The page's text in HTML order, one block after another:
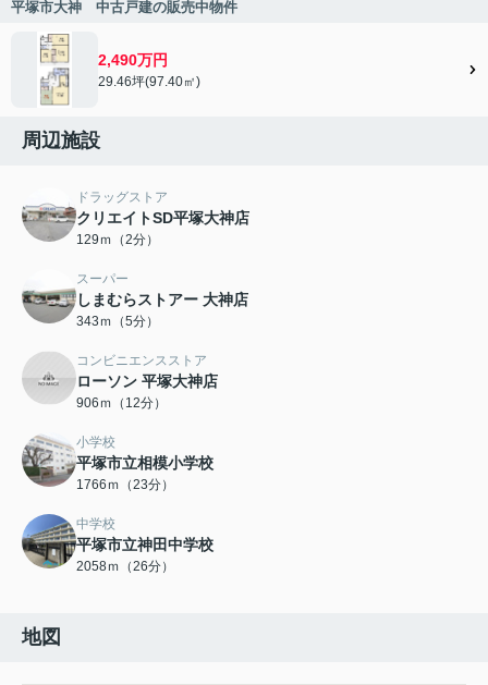
平塚市大神 中古戸建の販売中物件
2,490万円
29.46坪(97.40㎡)
周辺施設
ドラッグストア
クリエイトSD平塚大神店
129ｍ（2分）
スーパー
しまむらストアー 大神店
343ｍ（5分）
コンビニエンスストア
ローソン 平塚大神店
906ｍ（12分）
小学校
平塚市立相模小学校
1766ｍ（23分）
中学校
平塚市立神田中学校
2058ｍ（26分）
地図